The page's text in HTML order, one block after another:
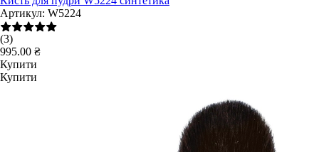
Артикул: W5224
(3)
995.00 ₴
Купити
Купити